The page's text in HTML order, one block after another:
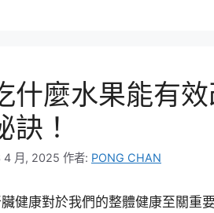
什麼水果能有
訣！
4 月, 2025 作者: PONG CHAN
健康對於我們的整體健康至關重